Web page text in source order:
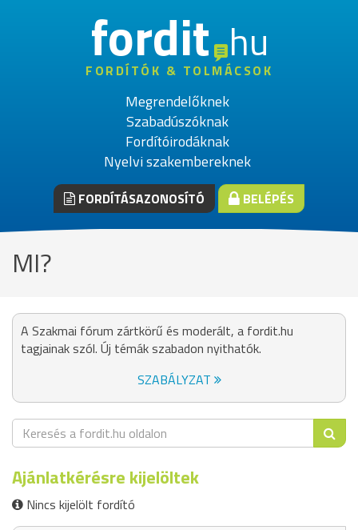
fordithu
FORDÍTÓK & TOLMÁCSOK
Megrendelőknek
Szabadúszóknak
Fordítóirodáknak
Nyelvi szakembereknek
FORDÍTÁSAZONOSÍTÓ BELÉPÉS
MI?
A Szakmai fórum zártkörű és moderált, a fordit.hu
tagjainak szól. Új témák szabadon nyithatók.
SZABÁLYZAT
Ajánlatkérésre kijelöltek
Nincs kijelölt fordító